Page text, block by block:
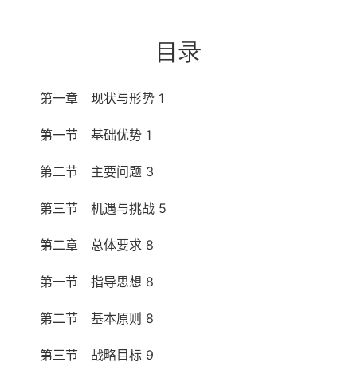
目 录
第一章 现状与形势 1
第一节 基础优势 1
第二节 主要问题 3
第三节 机遇与挑战 5
第二章 总体要求 8
第一节 指导思想 8
第二节 基本原则 8
第三节 战略目标 9